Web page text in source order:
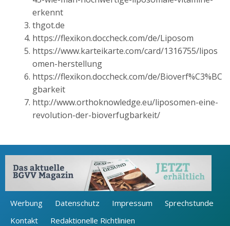
erkennt
thgot.de
https://flexikon.doccheck.com/de/Liposom
https://www.karteikarte.com/card/1316755/lipos
omen-herstellung
https://flexikon.doccheck.com/de/Bioverf%C3%BC
gbarkeit
http://www.orthoknowledge.eu/liposomen-eine-
revolution-der-bioverfugbarkeit/
Werbung Datenschutz Impressum
Sprechstunde
Kontakt
Redaktionelle Richtlinien